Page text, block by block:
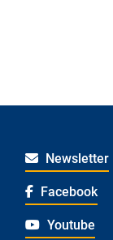
Newsletter
Facebook
Youtube